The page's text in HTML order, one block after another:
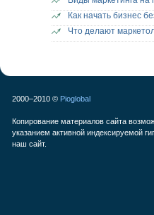
Как начать бизнес
Что делают
2000–2010 © Pioglobal
Копирование материалов сайта
указанием активной индексируемой
наш сайт.